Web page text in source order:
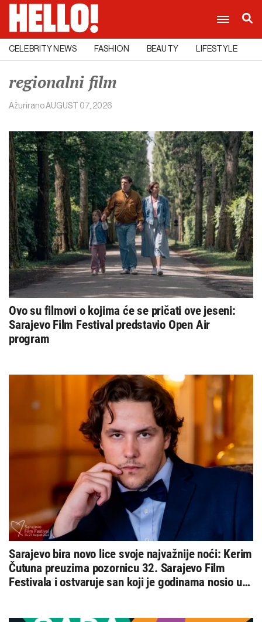
CELEBRITY NEWS FASHION BEAUTY LIFESTYLE
regionalni film
AžuriranoAUGUST 07, 2026
Ovo su filmovi o kojima će se pričati ove jeseni:
Sarajevo Film Festival predstavio Open Air
program
Sarajevo bira novo lice svoje najvažnije noći: Kerim
Čutuna preuzima pozornicu 32. Sarajevo Film
Festivala i ostvaruje san koji je godinama nosio u